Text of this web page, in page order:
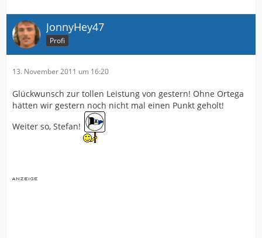
JonnyHey47
Profi
13. November 2011 um 16:20
Glückwunsch zur tollen Leistung von gestern! Ohne Ortega
hätten wir gestern noch nicht mal einen Punkt geholt!
Weiter so, Stefan!